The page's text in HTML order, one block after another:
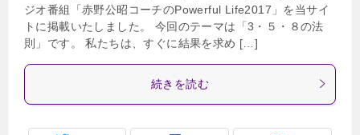
ジオ番組「赤野公昭コーチのPowerful Life2017」を当サイ
トに掲載いたしました。 今回のテーマは「3・５・８の法
則」です。 私たちは、すぐに結果を求め […]
続きを読む